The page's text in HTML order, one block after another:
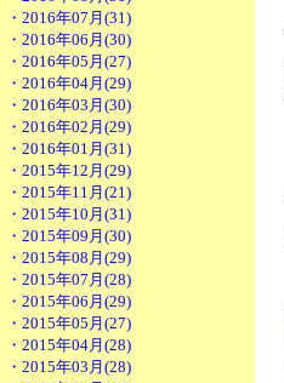
・2016年07月(31)
・2016年06月(30)
・2016年05月(27)
・2016年04月(29)
・2016年03月(30)
・2016年02月(29)
・2016年01月(31)
・2015年12月(29)
・2015年11月(21)
・2015年10月(31)
・2015年09月(30)
・2015年08月(29)
・2015年07月(28)
・2015年06月(29)
・2015年05月(27)
・2015年04月(28)
・2015年03月(28)